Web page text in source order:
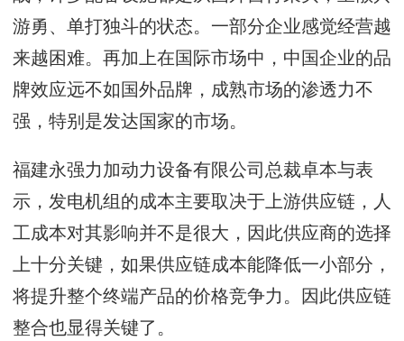
游勇、单打独斗的状态。一部分企业感觉经营越
来越困难。再加上在国际市场中，中国企业的品
牌效应远不如国外品牌，成熟市场的渗透力不
强，特别是发达国家的市场。
福建永强力加动力设备有限公司总裁卓本与表
示，发电机组的成本主要取决于上游供应链，人
工成本对其影响并不是很大，因此供应商的选择
上十分关键，如果供应链成本能降低一小部分，
将提升整个终端产品的价格竞争力。因此供应链
整合也显得关键了。